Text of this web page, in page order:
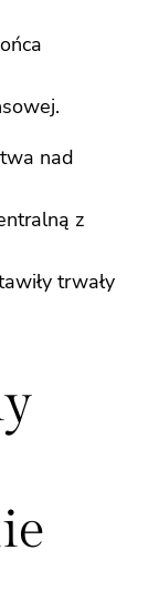
nad
z
trwały